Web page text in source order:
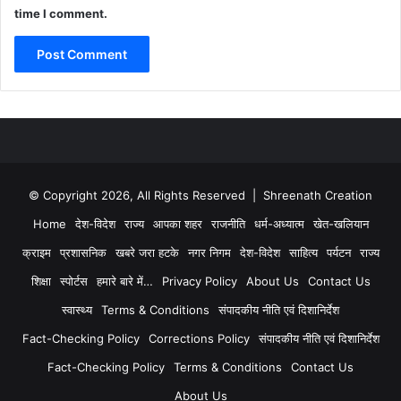
time I comment.
© Copyright 2026, All Rights Reserved | Shreenath Creation
Home
देश-विदेश राज्य आपका शहर राजनीति धर्म-अध्यात्म
खेत-खलियान
क्राइम
प्रशासनिक खबरे जरा हटके नगर निगम देश-विदेश साहित्य पर्यटन
राज्य
शिक्षा
स्पोर्टस हमारे बारे में… Privacy Policy About Us
Contact Us
स्वास्थ्य
Terms & Conditions
संपादकीय नीति एवं दिशानिर्देश
Fact-Checking Policy
Corrections Policy
संपादकीय नीति एवं दिशानिर्देश
Fact-Checking Policy
Terms & Conditions
Contact Us
About Us